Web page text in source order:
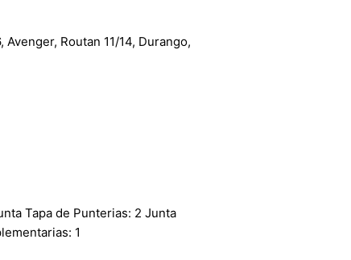
Routan 11/14, Durango,
Tapa de Punterias: 2 Junta
1